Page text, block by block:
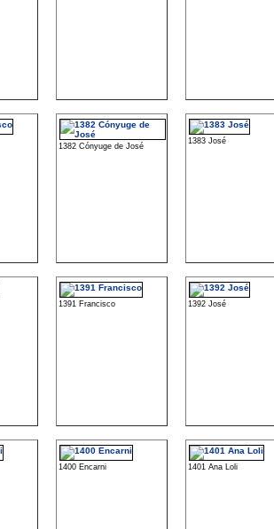
1382 Cónyuge de José
1383 José
1391 Francisco 1392 José
1400 Encarni 1401 Ana Loli